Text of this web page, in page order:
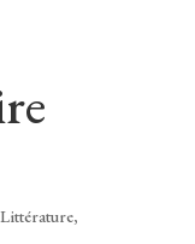
Littérature,